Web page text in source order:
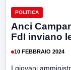
POLITICA
Anci
FdI inviano
10 FEBBRAIO 2024
I giovani